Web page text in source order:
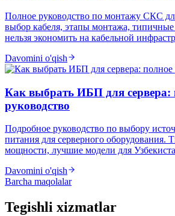
Полное руководство по монтажу СКС
выбор кабеля, этапы монтажа,
нельзя экономить на кабельной
Davomini o'qish
Как выбрать ИБП для сервера:
руководство
Подробное руководство по выбору
питания для серверного
мощности, лучшие модели для
Davomini o'qish
Barcha maqolalar
Tegishli xizmatlar